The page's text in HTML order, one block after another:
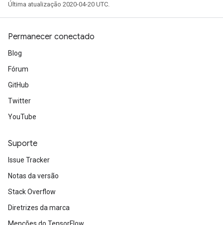
Última atualização 2020-04-20 UTC.
Permanecer conectado
Blog
Fórum
GitHub
Twitter
YouTube
Suporte
Issue Tracker
Notas da versão
Stack Overflow
Diretrizes da marca